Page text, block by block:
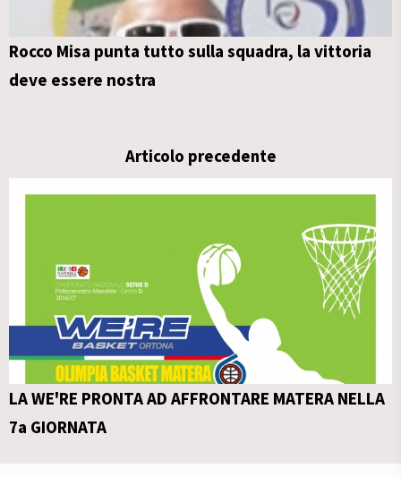
Rocco Misa punta tutto sulla squadra, la vittoria
deve essere nostra
Articolo precedente
LA WE'RE PRONTA AD AFFRONTARE MATERA NELLA
7a GIORNATA